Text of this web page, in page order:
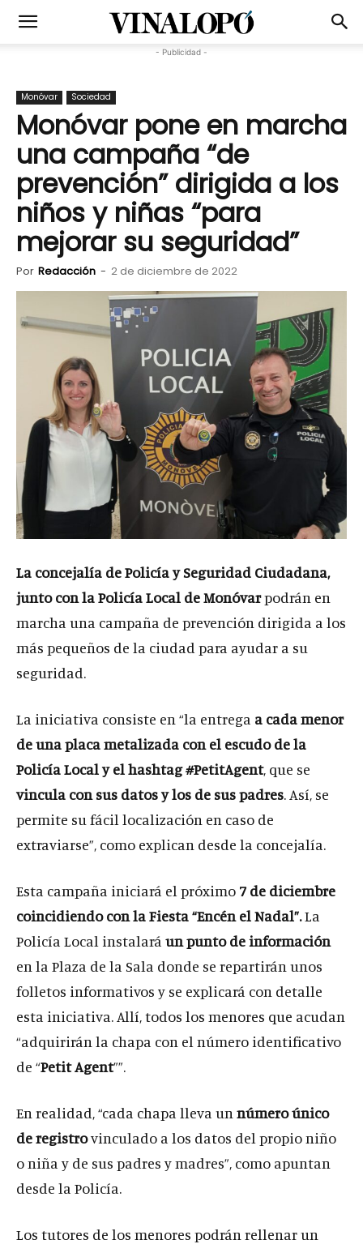
- Publicidad -
Monóvar Sociedad
Monóvar pone en marcha
una campaña “de
prevención” dirigida a los
niños y niñas “para
mejorar su seguridad”
Por Redacción - 2 de diciembre de 2022
La concejalía de Policía y Seguridad Ciudadana,
junto con la Policía Local de Monóvarpodrán en
marcha una campaña de prevención dirigida a los
más pequeños de la ciudad para ayudar a su
seguridad.
La iniciativa consiste en “la entrega a cada menor
de unaplaca metalizada con el escudo de la
Policía Local y el hashtag #PetitAgent, que se
vincula con sus datos y los de sus padres. Así, se
permite su fácil localización en caso de
extraviarse”, como explican desde la concejalía.
Esta campaña iniciará el próximo 7 de diciembre
coincidiendo con la Fiesta “Encén el Nadal”.La
Policía Local instalará un punto de información
en la Plaza de la Sala donde se repartirán unos
folletos informativos y se explicará con detalle
esta iniciativa. Allí, todos los menores que acudan
“adquirirán la chapa con el número identificativo
de “Petit Agent””.
En realidad, “cada chapa lleva un número único
de registrovinculado a los datos del propio niño
o niña y de sus padres y madres”, como apuntan
desde la Policía.
Los tutores de los menores podrán rellenar un